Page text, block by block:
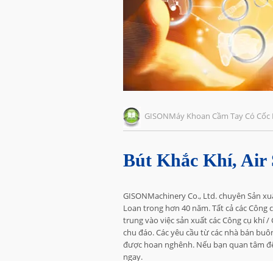
GISONMáy Khoan Cầm Tay Có
Bút Khắc Khí, Air
GISONMachinery Co., Ltd. chuyên Sản
Loan trong hơn 40 năm. Tất cả các
trung vào việc sản xuất các Công cụ khí
chu đáo. Các yêu cầu từ các nhà bán
được hoan nghênh. Nếu bạn quan tâm
ngay.